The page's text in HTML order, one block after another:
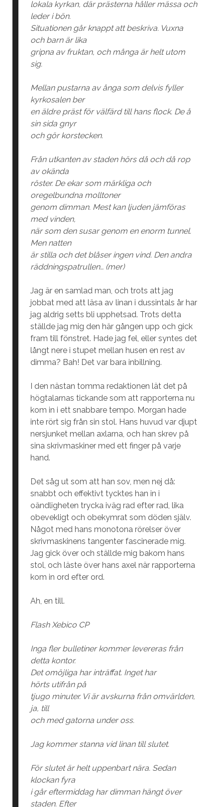
lokala kyrkan, där prästerna håller mässa och
leder i bön.
Situationen går knappt att beskriva. Vuxna
och barn är lika
gripna av fruktan, och många är helt utom
sig.
Mellan pustarna av ånga som delvis fyller
kyrkosalen ber
en äldre präst för välfärd till hans flock. De å
sin sida gnyr
och gör korstecken.
Från utkanten av staden hörs då och då rop
av okända
röster. De ekar som märkliga och
oregelbundna molltoner
genom dimman. Mest kan ljuden jämföras
med vinden,
när som den susar genom en enorm tunnel.
Men natten
är stilla och det blåser ingen vind. Den andra
räddningspatrullen… (mer)
Jag är en samlad man, och trots att jag
jobbat med att läsa av linan i dussintals år har
jag aldrig setts bli upphetsad. Trots detta
ställde jag mig den här gången upp och gick
fram till fönstret. Hade jag fel, eller syntes det
långt nere i stupet mellan husen en rest av
dimma? Bah! Det var bara inbillning.
I den nästan tomma redaktionen lät det på
högtalarnas tickande som att rapporterna nu
kom in i ett snabbare tempo. Morgan hade
inte rört sig från sin stol. Hans huvud var djupt
nersjunket mellan axlarna, och han skrev på
sina skrivmaskiner med ett finger på varje
hand.
Det såg ut som att han sov, men nej då:
snabbt och effektivt tycktes han in i
oändligheten trycka iväg rad efter rad, lika
obevekligt och obekymrat som döden själv.
Något med hans monotona rörelser över
skrivmaskinens tangenter fascinerade mig.
Jag gick över och ställde mig bakom hans
stol, och läste över hans axel när rapporterna
kom in ord efter ord.
Ah, en till.
Flash Xebico CP
Inga fler bulletiner kommer levereras från
detta kontor.
Det omöjliga har inträffat. Inget har
hörts utifrån på
tjugo minuter. Vi är avskurna från omvärlden,
ja, till
och med gatorna under oss.
Jag kommer stanna vid linan till slutet.
För slutet är helt uppenbart nära. Sedan
klockan fyra
i går eftermiddag har dimman hängt över
staden. Efter